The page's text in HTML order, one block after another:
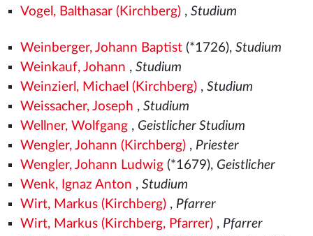
Vogel, Balthasar (Kirchberg), Studium
Weinberger, Johann Baptist(*1726), Studium
Weinkauf, Johann , Studium
Weinzierl, Michael (Kirchberg), Studium
Weissacher, Joseph , Studium
Wellner, Wolfgang, Geistlicher Studium
Wengler, Johann (Kirchberg), Priester
Wengler, Johann Ludwig(*1679), Geistlicher
Wenk, Ignaz Anton , Studium
Wirt, Markus (Kirchberg), Pfarrer
Wirt, Markus (Kirchberg, Pfarrer), Pfarrer